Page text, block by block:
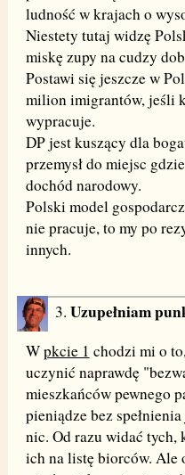
ludność w krajach o
Niestety tutaj widzę
miskę zupy na cudzy
Postawi się jeszcze w
milion imigrantów, jeśli
wypracuje.
DP jest kuszący dla
przemysł do miejsc
dochód narodowy.
Polski model
nie pracuje, to my po
innych.
3. Uzupełniam
Wpkcie 1 chodzi mi o
uczynić naprawdę
mieszkańców pewnego
pieniądze bez
nic. Od razu widać tych,
ich na listę biorców. Ale